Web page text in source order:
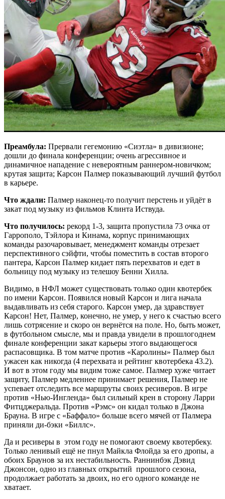
Преамбула: Прервали гегемонию «Сиэтла» в дивизионе;
дошли до финала конференции; очень агрессивное и
динамичное нападение с невероятным раннером-новичком;
крутая защита; Карсон Палмер показывающий лучший футбол
в карьере.
Что ждали: Палмер наконец-то получит перстень и уйдёт в
закат под музыку из фильмов Клинта Иствуда.
Что получилось: рекорд 1-3, защита пропустила 73 очка от
Гаррополо, Тэйлора и Кинама, корпус принимающих
команды разочаровывает, менеджмент команды отрезает
перспективного сэйфти, чтобы поместить в состав второго
пантера, Карсон Палмер кидает пять перехватов и едет в
больницу под музыку из телешоу Бенни Хилла.
Видимо, в НФЛ может существовать только один квотербек
по имени Карсон. Появился новый Карсон и лига начала
выдавливать из себя старого. Карсон умер, да здравствует
Карсон! Нет, Палмер, конечно, не умер, у него к счастью всего
лишь сотрясение и скоро он вернётся на поле. Но, быть может,
в футбольном смысле, мы и правда увидели в прошлогоднем
финале конференции закат карьеры этого выдающегося
распасовщика. В том матче против «Каролины» Палмер был
ужасен как никогда (4 перехвата и рейтинг квотербека 43.2).
И вот в этом году мы видим тоже самое. Палмер хуже читает
защиту, Палмер медленнее принимает решения, Палмер не
успевает отследить все маршруты своих ресиверов. В игре
против «Нью-Ингленда» был сильный крен в сторону Ларри
Фитцджеральда. Против «Рэмс» он кидал только в Джона
Брауна. В игре с «Баффало» больше всего мячей от Палмера
приняли ди-бэки «Биллс».
Да и ресиверы в этом году не помогают своему квотербеку.
Только ленивый ещё не пнул Майкла Флойда за его дропы, а
обоих Браунов за их нестабильность. Раннинбэк Дэвид
Джонсон, одно из главных открытий прошлого сезона,
продолжает работать за двоих, но его одного команде не
хватает.